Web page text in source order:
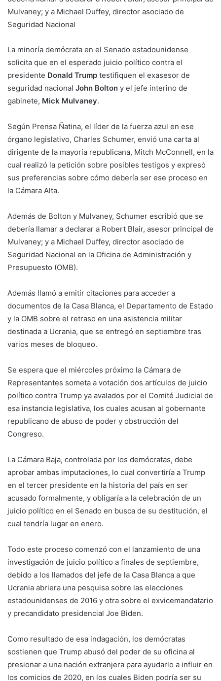
Mulvaney; y a Michael Duffey, director asociado de
Seguridad Nacional
La minoría demócrata en el Senado estadounidense
solicita que en el esperado juicio político contra el
presidente Donald Trump testifiquen el exasesor de
seguridad nacional John Bolton y el jefe interino de
gabinete, Mick Mulvaney.
Según Prensa Ñatina, el líder de la fuerza azul en ese
órgano legislativo, Charles Schumer, envió una carta al
dirigente de la mayoría republicana, Mitch McConnell, en la
cual realizó la petición sobre posibles testigos y expresó
sus preferencias sobre cómo debería ser ese proceso en
la Cámara Alta.
Además de Bolton y Mulvaney, Schumer escribió que se
debería llamar a declarar a Robert Blair, asesor principal de
Mulvaney; y a Michael Duffey, director asociado de
Seguridad Nacional en la Oficina de Administración y
Presupuesto (OMB).
Además llamó a emitir citaciones para acceder a
documentos de la Casa Blanca, el Departamento de Estado
y la OMB sobre el retraso en una asistencia militar
destinada a Ucrania, que se entregó en septiembre tras
varios meses de bloqueo.
Se espera que el miércoles próximo la Cámara de
Representantes someta a votación dos artículos de juicio
político contra Trump ya avalados por el Comité Judicial de
esa instancia legislativa, los cuales acusan al gobernante
republicano de abuso de poder y obstrucción del
Congreso.
La Cámara Baja, controlada por los demócratas, debe
aprobar ambas imputaciones, lo cual convertiría a Trump
en el tercer presidente en la historia del país en ser
acusado formalmente, y obligaría a la celebración de un
juicio político en el Senado en busca de su destitución, el
cual tendría lugar en enero.
Todo este proceso comenzó con el lanzamiento de una
investigación de juicio político a finales de septiembre,
debido a los llamados del jefe de la Casa Blanca a que
Ucrania abriera una pesquisa sobre las elecciones
estadounidenses de 2016 y otra sobre el exvicemandatario
y precandidato presidencial Joe Biden.
Como resultado de esa indagación, los demócratas
sostienen que Trump abusó del poder de su oficina al
presionar a una nación extranjera para ayudarlo a influir en
los comicios de 2020, en los cuales Biden podría ser su